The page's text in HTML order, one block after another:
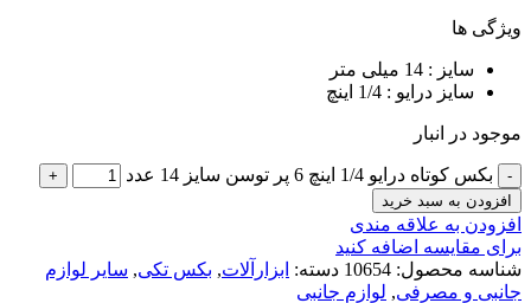
ویژگی ها
سایز : 14 میلی متر
سایز درایو : 1/4 اینچ
موجود در انبار
بکس کوتاه درایو 1/4 اینچ 6 پر توسن سایز 14 عدد
افزودن به سبد خرید
افزودن به علاقه مندی
برای مقایسه اضافه کنید
شناسه محصول: 10654 دسته: ابزارآلات, بکس تکی, سایر لوازم
جانبی و مصرفی, لوازم جانبی